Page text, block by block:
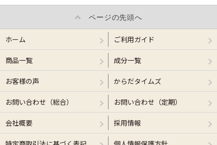
ページの先頭へ
ホーム ご利用ガイド
商品一覧 成分一覧
お客様の声 からだタイムズ
お問い合わせ（総合） お問い合わせ（定期）
会社概要 採用情報